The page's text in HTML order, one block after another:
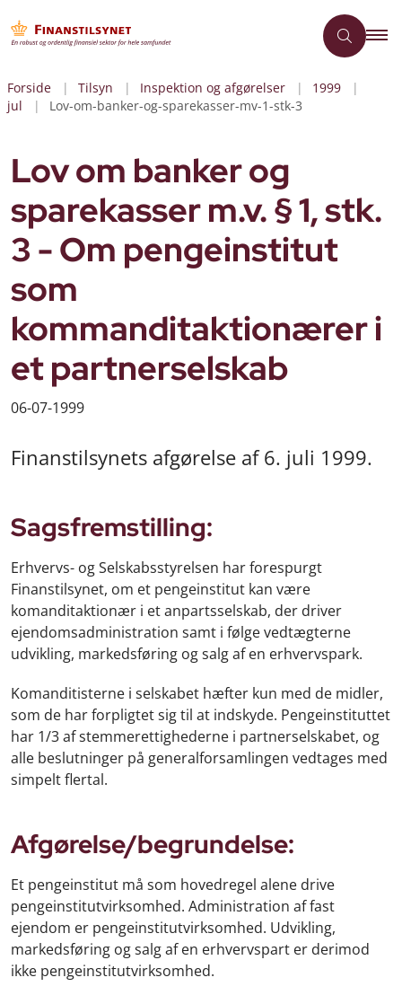
Forside Tilsyn Inspektion og afgørelser
1999
jul
Lov-om-banker-og-sparekasser-mv-1-stk-3
Lov om banker og
sparekasser m.v. § 1, stk.
3 - Om pengeinstitut
som
kommanditaktionærer i
et partnerselskab
06-07-1999
Finanstilsynets afgørelse af 6. juli 1999.
Sagsfremstilling:
Erhvervs- og Selskabsstyrelsen har forespurgt
Finanstilsynet, om et pengeinstitut kan være
komanditaktionær i et anpartsselskab, der driver
ejendomsadministration samt i følge vedtægterne
udvikling, markedsføring og salg af en erhvervspark.
Komanditisterne i selskabet hæfter kun med de midler,
som de har forpligtet sig til at indskyde. Pengeinstituttet
har 1/3 af stemmerettighederne i partnerselskabet, og
alle beslutninger på generalforsamlingen vedtages med
simpelt flertal.
Afgørelse/begrundelse:
Et pengeinstitut må som hovedregel alene drive
pengeinstitutvirksomhed. Administration af fast
ejendom er pengeinstitutvirksomhed. Udvikling,
markedsføring og salg af en erhvervspart er derimod
ikke pengeinstitutvirksomhed.